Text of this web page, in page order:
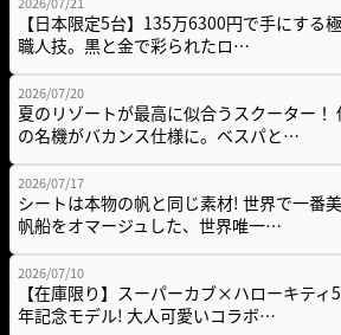
【日本限定5台】135万6300円で手にする
職人技。黒と金で彩られたロ…
2026/07/20
夏のリゾートが最高に似合うスクーター！
の名機がバカンス仕様に。ベスパと…
2026/07/17
シートは本物の帆と同じ素材! 世界で一番
帆船をオマージュした、世界唯一…
2026/07/10
【在庫限り】スーパーカブ×ハローキティ
年記念モデル! 大人可愛いコラボ…